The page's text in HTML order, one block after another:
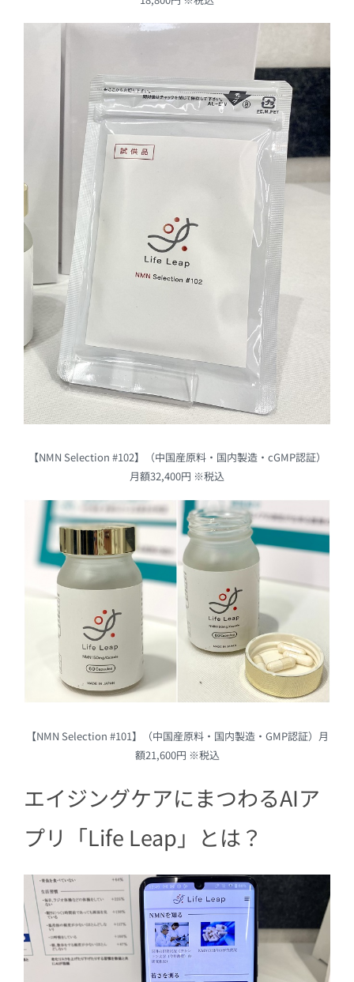
【NMN Selection #102】（中国産原料・国内製造・cGMP認証）
月額32,400円 ※税込
【NMN Selection #101】（中国産原料・国内製造・GMP認証）月
額21,600円 ※税込
エイジングケアにまつわるAIア
プリ「Life Leap」とは？